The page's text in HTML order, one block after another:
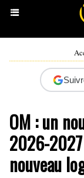
OM : un
2026-
nouveau